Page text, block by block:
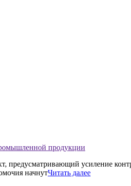
продукции
предусматривающий усиление
начнутЧитать далее